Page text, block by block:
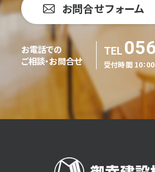
お問合せフォーム
お電話での
ご相談・お問合せ
受付時間 10：00